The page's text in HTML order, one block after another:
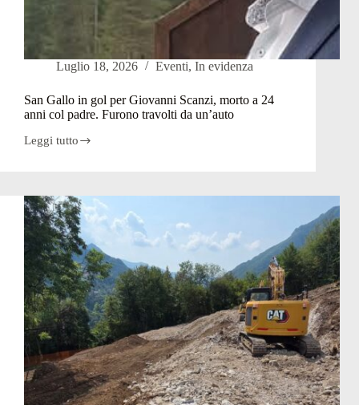
Luglio 18, 2026 Eventi, In evidenza
San Gallo in gol per Giovanni Scanzi, morto a 24
anni col padre. Furono travolti da un’auto
Leggi tutto
San
per
Giovanni
Scanzi,
morto
a
24
anni
col
padre.
Furono
travolti
da
un’auto